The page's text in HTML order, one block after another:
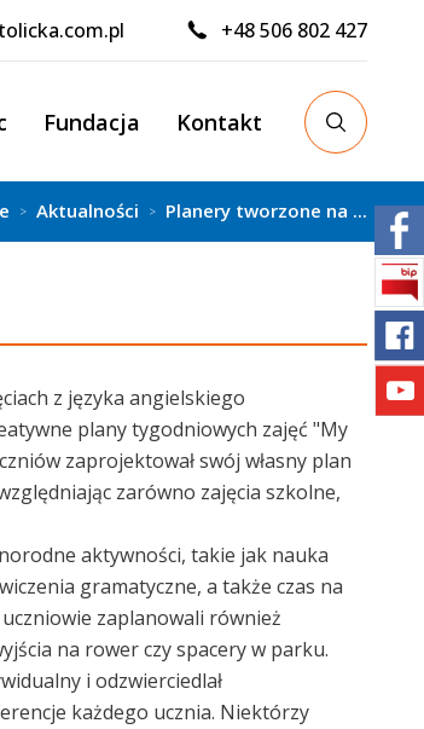
+48 506 802 427
Fundacja Kontakt
> Aktualności > Planery tworzone na ...
z języka angielskiego
plany tygodniowych zajęć "My
zaprojektował swój własny plan
zarówno zajęcia szkolne,
aktywności, takie jak nauka
gramatyczne, a także czas na
zaplanowali również
na rower czy spacery w parku.
i odzwierciedlał
każdego ucznia. Niektórzy